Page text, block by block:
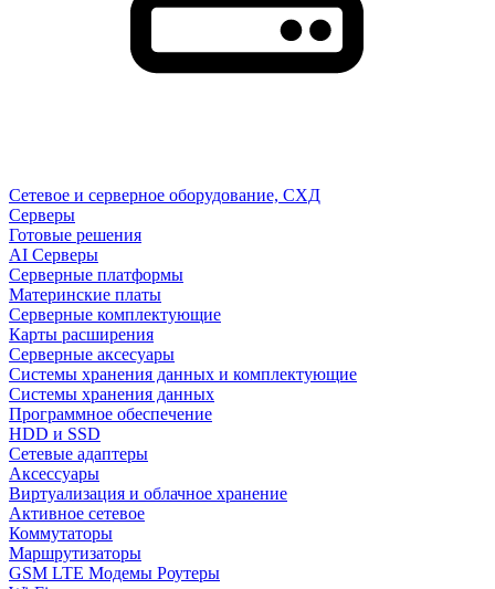
Сетевое и серверное оборудование, СХД
Cерверы
Готовые решения
AI Серверы
Серверные платформы
Материнские платы
Серверные комплектующие
Карты расширения
Серверные аксесуары
Системы хранения данных и комплектующие
Системы хранения данных
Программное обеспечение
HDD и SSD
Сетевые адаптеры
Аксессуары
Виртуализация и облачное хранение
Активное сетевое
Коммутаторы
Маршрутизаторы
GSM LTE Модемы Роутеры